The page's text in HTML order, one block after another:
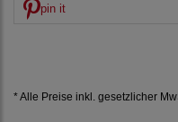
pin it
* Alle Preise inkl. gesetzlicher